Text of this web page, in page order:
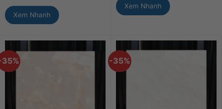
Xem Nhanh
Xem Nhanh
-35%